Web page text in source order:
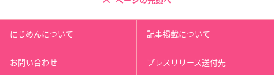
にじめんについて 記事掲載について
お問い合わせ プレスリリース送付先